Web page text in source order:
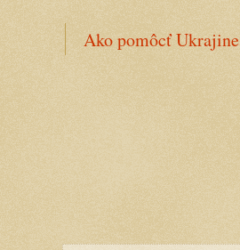
Ako pomôcť Ukrajine